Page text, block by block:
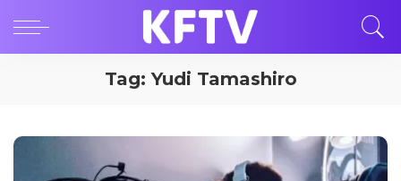
Tag:Yudi Tamashiro